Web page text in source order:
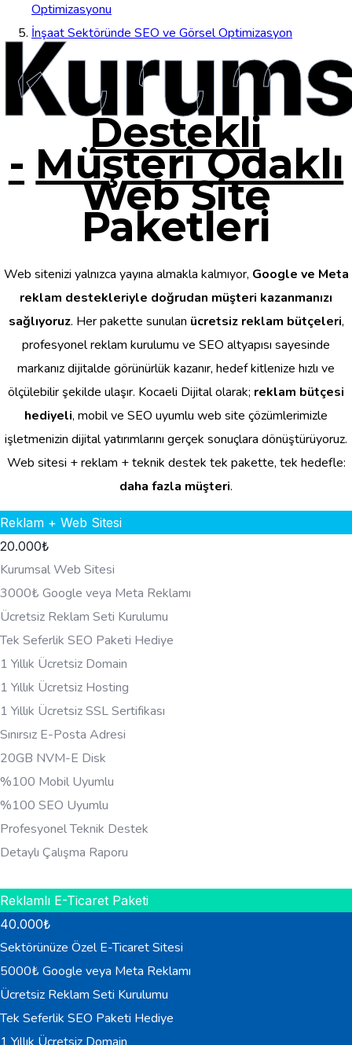
Optimizasyonu
İnşaat Sektöründe SEO ve Görsel Optimizasyon
Destekli
- Müşteri Odaklı
Web Site
Paketleri
Web sitenizi yalnızca yayına almakla kalmıyor, Google ve Meta
reklam destekleriyle doğrudan müşteri kazanmanızı
sağlıyoruz. Her pakette sunulan ücretsiz reklam bütçeleri,
profesyonel reklam kurulumu ve SEO altyapısı sayesinde
markanız dijitalde görünürlük kazanır, hedef kitlenize hızlı ve
ölçülebilir şekilde ulaşır. Kocaeli Dijital olarak; reklam bütçesi
hediyeli, mobil ve SEO uyumlu web site çözümlerimizle
işletmenizin dijital yatırımlarını gerçek sonuçlara dönüştürüyoruz.
Web sitesi + reklam + teknik destek tek pakette, tek hedefle:
daha fazla müşteri.
Reklam + Web Sitesi
20.000₺
Kurumsal Web Sitesi
3000₺ Google veya Meta Reklamı
Ücretsiz Reklam Seti Kurulumu
Tek Seferlik SEO Paketi Hediye
1 Yıllık Ücretsiz Domain
1 Yıllık Ücretsiz Hosting
1 Yıllık Ücretsiz SSL Sertifikası
Sınırsız E-Posta Adresi
20GB NVM-E Disk
%100 Mobil Uyumlu
%100 SEO Uyumlu
Profesyonel Teknik Destek
Detaylı Çalışma Raporu
Reklamlı E-Ticaret Paketi
40.000₺
Sektörünüze Özel E-Ticaret Sitesi
5000₺ Google veya Meta Reklamı
Ücretsiz Reklam Seti Kurulumu
Tek Seferlik SEO Paketi Hediye